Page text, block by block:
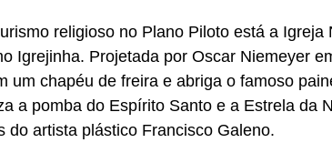
religioso no Plano Piloto está a Igreja
Igrejinha. Projetada por Oscar Niemeyer
um chapéu de freira e abriga o famoso
a pomba do Espírito Santo e a Estrela da
do artista plástico Francisco Galeno.